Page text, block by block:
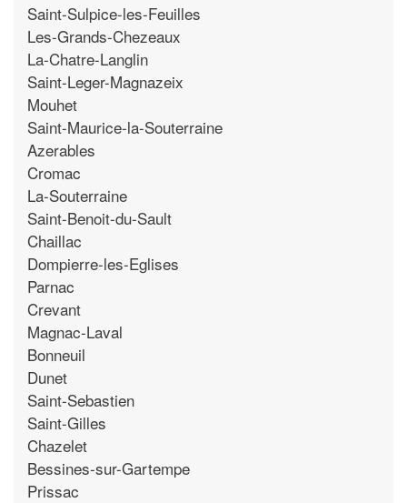
Saint-Sulpice-les-Feuilles
Les-Grands-Chezeaux
La-Chatre-Langlin
Saint-Leger-Magnazeix
Mouhet
Saint-Maurice-la-Souterraine
Azerables
Cromac
La-Souterraine
Saint-Benoit-du-Sault
Chaillac
Dompierre-les-Eglises
Parnac
Crevant
Magnac-Laval
Bonneuil
Dunet
Saint-Sebastien
Saint-Gilles
Chazelet
Bessines-sur-Gartempe
Prissac